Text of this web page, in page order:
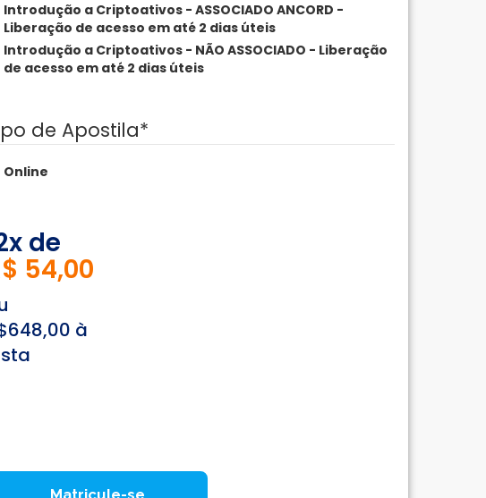
Introdução a Criptoativos - ASSOCIADO ANCORD -
Liberação de acesso em até 2 dias úteis
Introdução a Criptoativos - NÃO ASSOCIADO - Liberação
de acesso em até 2 dias úteis
de Apostila*
Online
de
54,00
à
Matricule-se